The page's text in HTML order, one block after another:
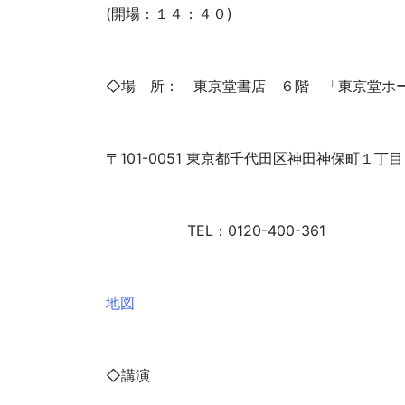
(開場：１４：４０)
◇場 所： 東京堂書店 ６階 「東京堂ホー
〒101-0051 東京都千代田区神田神保町１丁目
TEL：0120-400-361
地図
◇講演